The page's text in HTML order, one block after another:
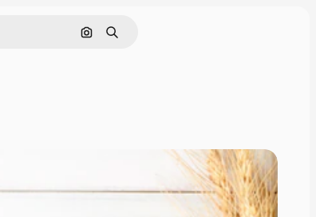
Поиск по изображению
Поиск